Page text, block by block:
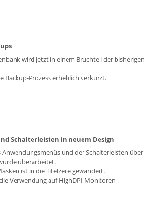
wird jetzt in einem Bruchteil der bisherigen
Backup-Prozess erheblich verkürzt.
Schalterleisten in neuem Design
Anwendungsmenüs und der Schalterleisten über
überarbeitet.
ist in die Titelzeile gewandert.
Verwendung auf HighDPI-Monitoren